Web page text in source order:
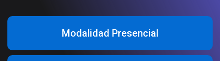
Modalidad Presencial